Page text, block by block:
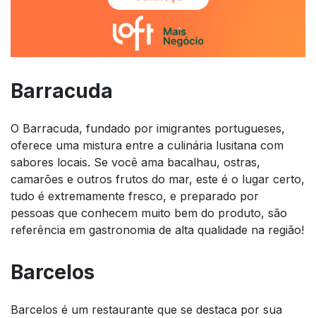
Barracuda
O Barracuda, fundado por imigrantes portugueses,
oferece uma mistura entre a culinária lusitana com
sabores locais. Se você ama bacalhau, ostras,
camarões e outros frutos do mar, este é o lugar certo,
tudo é extremamente fresco, e preparado por
pessoas que conhecem muito bem do produto, são
referência em gastronomia de alta qualidade na região!
Barcelos
Barcelos é um restaurante que se destaca por sua